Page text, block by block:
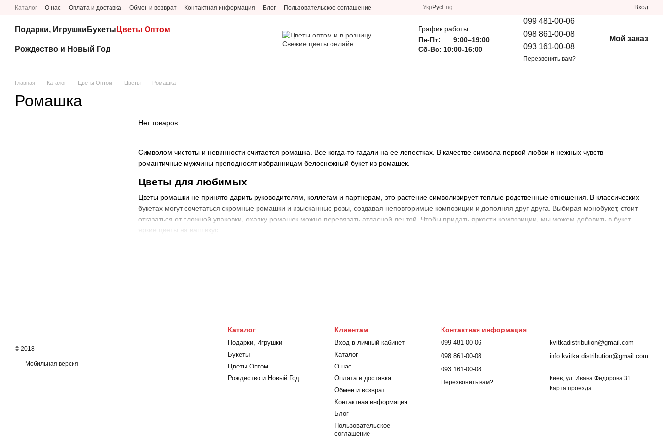
Перейти к основному контенту
Каталог О нас Оплата и доставка Обмен и возврат Контактная информация Блог Пользовательское соглашение Укр РусEng Вход
Подарки, Игрушки Букеты Цветы Оптом
Рождество и Новый Год
График работы:
Пн-Пт:
9:00–19:00
Сб-Вс: 10:00-16:00
099 481-00-06
098 861-00-08
093 161-00-08
Перезвонить вам?
Мой заказ
Главная Каталог Цветы Оптом Цветы Ромашка
Ромашка
Символом чистоты и невинности считается ромашка. Все когда-то гадали на ее лепестках. В качестве символа первой любви и нежных чувств
романтичные мужчины преподносят избранницам белоснежный букет из ромашек.
Цветы для любимых
Цветы ромашки не принято дарить руководителям, коллегам и партнерам, это растение символизирует теплые родственные отношения. В классических
букетах могут сочетаться скромные ромашки и изысканные розы, создавая неповторимые композиции и дополняя друг друга. Выбирая монобукет, стоит
отказаться от сложной упаковки, охапку ромашек можно перевязать атласной лентой. Чтобы придать яркости композиции, мы можем добавить в букет
яркие цветы на ваш вкус:
Нет товаров
© 2018
Мобильная версия
Каталог
Подарки, Игрушки
Букеты
Цветы Оптом
Рождество и Новый Год
Клиентам
Вход в личный кабинет
Каталог
О нас
Оплата и доставка
Обмен и возврат
Контактная информация
Блог
Пользовательское
соглашение
Контактная информация
099 481-00-06
098 861-00-08
093 161-00-08
Перезвонить вам?
kvitkadistribution@gmail.com
info.kvitka.distribution@gmail.com
Киев, ул. Ивана Фёдорова 31
Карта проезда